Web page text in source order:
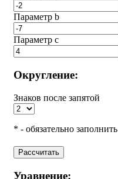
Параметр b
Параметр с
Округление:
Знаков после запятой
* - обязательно заполнить
Рассчитать
Уравнение: